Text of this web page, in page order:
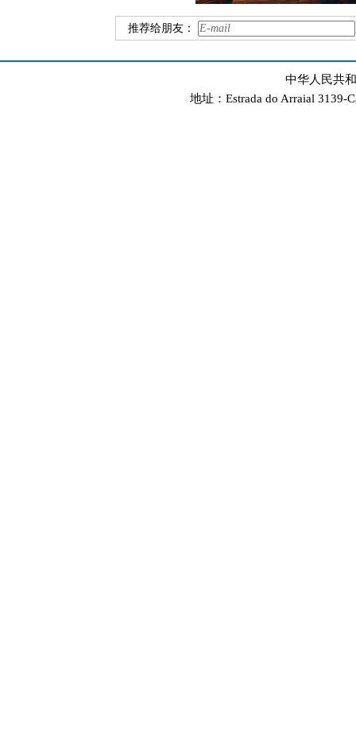
推荐给朋友：
中华人民共
地址：Estrada do Arraial 3139-